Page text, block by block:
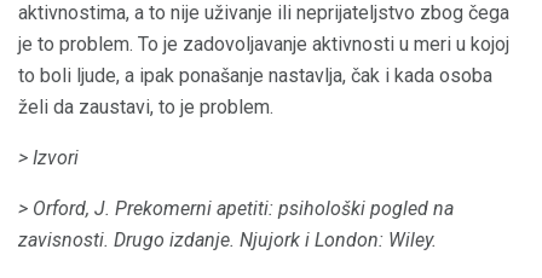
aktivnostima, a to nije uživanje ili neprijateljstvo zbog čega
je to problem. To je zadovoljavanje aktivnosti u meri u kojoj
to boli ljude, a ipak ponašanje nastavlja, čak i kada osoba
želi da zaustavi, to je problem.
> Izvori
> Orford, J. Prekomerni apetiti: psihološki pogled na
zavisnosti. Drugo izdanje. Njujork i London: Wiley.